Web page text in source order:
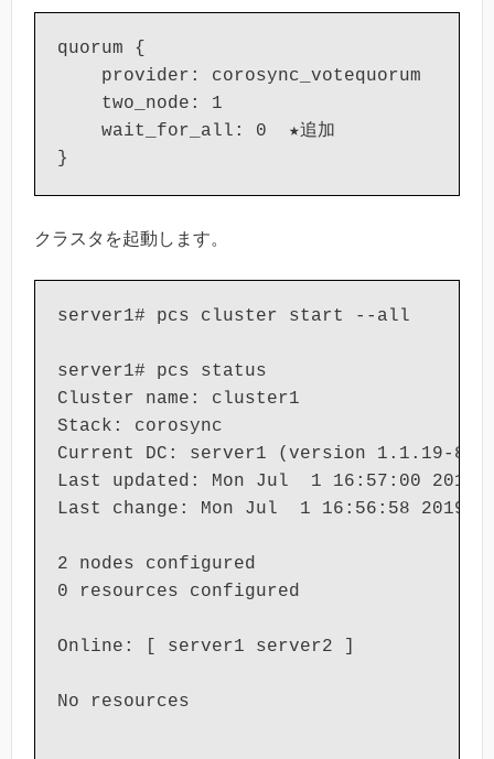
quorum {
    provider: corosync_votequorum
    two_node: 1
    wait_for_all: 0  ★追加
}
クラスタを起動します。
server1# pcs cluster start --all
server1# pcs status
Cluster name: cluster1
Stack: corosync
Current DC: server1 (version 1.1.19-
Last updated: Mon Jul  1 16:57:00 2019
Last change: Mon Jul  1 16:56:58 2019
2 nodes configured
0 resources configured
Online: [ server1 server2 ]
No resources